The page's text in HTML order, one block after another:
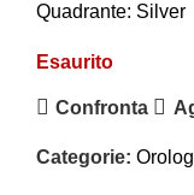
Quadrante: Silver
Esaurito
Confronta
Categorie: